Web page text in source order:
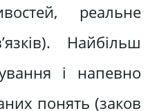
реальне
Найбільш
і напевно
понять (заков